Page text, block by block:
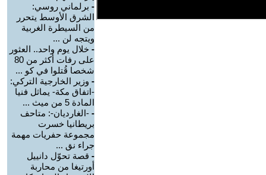
- برلماني روسي:
الشرق الأوسط يتحرر
من السيطرة الغربية
ويتجه لن ...
- خلال يوم واحد.. العثور
على رفات أكثر من 80
شخصا قُتلوا في كو ...
- وزير الخارجية التركي:
-اتفاق مكة- يماثل فنيا
المادة 5 من ميث ...
- -الغارديان-: متاحف
بريطانيا خسرت
مجموعة حفريات مهمة
جراء نق ...
- قصة تحوّل دانييل
أورتيغا من محاربة